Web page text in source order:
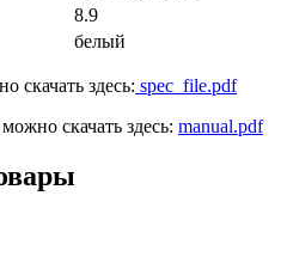
8.9
белый
здесь: spec_file.pdf
скачать здесь: manual.pdf